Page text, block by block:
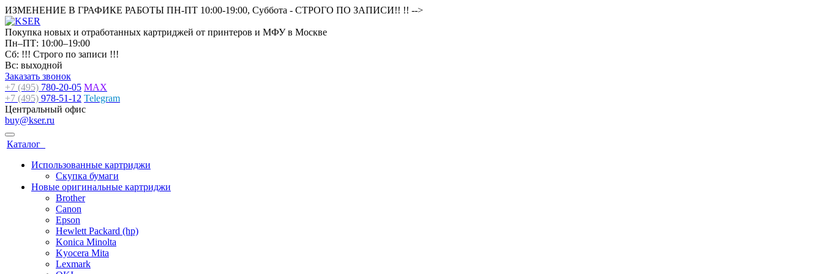
ИЗМЕНЕНИЕ В ГРАФИКЕ РАБОТЫ ПН-ПТ 10:00-19:00, Суббота - СТРОГО ПО ЗАПИСИ!! !! -->
Покупка новых и отработанных картриджей от принтеров и МФУ в Москве
Пн–ПТ: 10:00–19:00
Сб: !!! Строго по записи !!!
Вс: выходной
Заказать звонок
+7 (495) 780-20-05 MAX
+7 (495) 978-51-12 Telegram
Центральный офис
buy@kser.ru
Каталог
Использованные картриджи
Скупка бумаги
Новые оригинальные картриджи
Brother
Canon
Epson
Hewlett Packard (hp)
Konica Minolta
Kyocera Mita
Lexmark